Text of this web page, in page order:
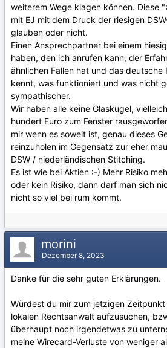
weiterem Wege klagen können. Diese
mit EJ mit dem Druck der riesigen
glauben oder nicht.
Einen Ansprechpartner bei einem
haben, den ich anrufen kann, der
ähnlichen Fällen hat und das deutsche
kennt, was funktioniert und was nicht
sympathischer.
Wir haben alle keine Glaskugel,
hundert Euro zum Fenster
mir wenn es soweit ist, genau dieses
reinzuholen im Gegensatz zur eher
DSW / niederländischen Stitching.
Es ist wie bei Aktien :-) Mehr Risiko
oder kein Risiko, dann darf man sich
nicht so viel bei rum kommt.
morini
Dezember 8, 2023
Danke für die sehr guten Erklärungen.
Würdest du mir zum jetzigen
lokalen Rechtsanwalt aufzusuchen,
überhaupt noch irgendetwas zu
meine Wirecard-Verluste von weniger